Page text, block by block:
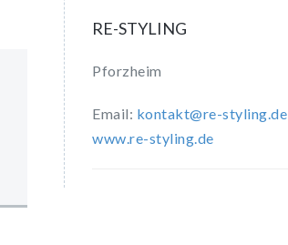
RE-STYLING
Pforzheim
Email: kontakt@re-styling.de
www.re-styling.de